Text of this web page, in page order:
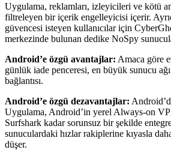
Uygulama, reklamları, izleyicileri ve kötü
filtreleyen bir içerik engelleyicisi içerir.
güvencesi isteyen kullanıcılar için
merkezinde bulunan dedike NoSpy
Android’e özgü avantajlar: Amaca göre
günlük iade penceresi, en büyük sunucu
bağlantısı.
Android’e özgü dezavantajlar:
Uygulama, Android’in yerel Always-on
Surfshark kadar sorunsuz bir şekilde
sunuculardaki hızlar rakiplerine kıyasla
düşer.